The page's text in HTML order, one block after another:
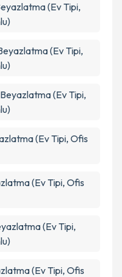
(Ev Tipi,
(Ev Tipi,
(Ev Tipi,
(Ev Tipi, Ofis
(Ev Tipi, Ofis
(Ev Tipi,
(Ev Tipi, Ofis